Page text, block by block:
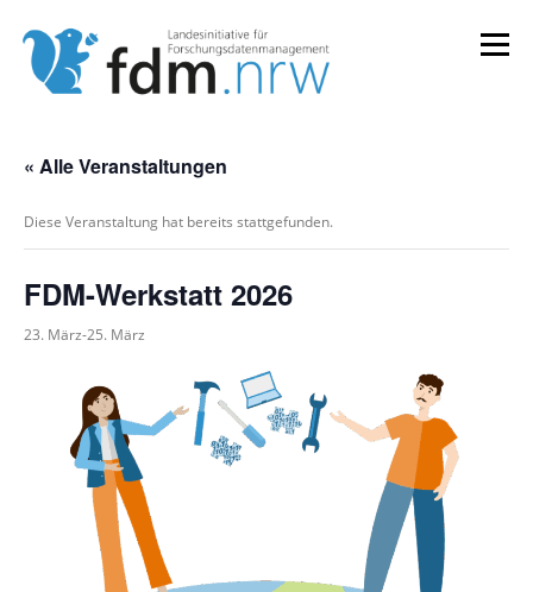
Inhalt
springen
Menü
KOMPETENZEN & VERANSTALTUNGEN
« Alle Veranstaltungen
Diese Veranstaltung hat bereits stattgefunden.
FDM-Werkstatt 2026
23. März-25. März